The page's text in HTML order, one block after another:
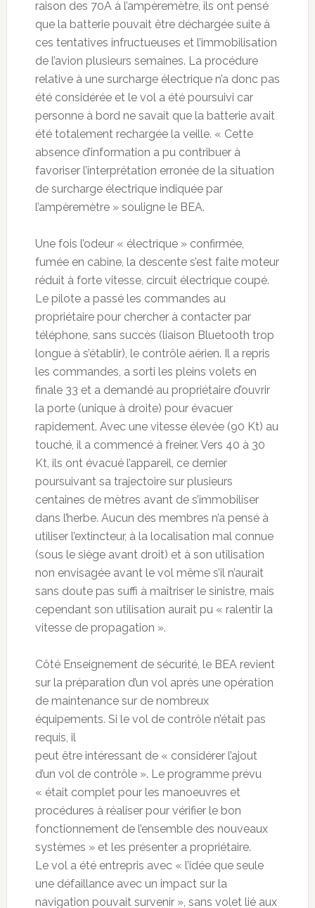
raison des 70A à l’ampèremètre, ils ont pensé
que la batterie pouvait être déchargée suite à
ces tentatives infructueuses et l’immobilisation
de l’avion plusieurs semaines. La procédure
relative à une surcharge électrique n’a donc pas
été considérée et le vol a été poursuivi car
personne à bord ne savait que la batterie avait
été totalement rechargée la veille. « Cette
absence d’information a pu contribuer à
favoriser l’interprétation erronée de la situation
de surcharge électrique indiquée par
l’ampèremètre » souligne le BEA.
Une fois l’odeur « électrique » confirmée,
fumée en cabine, la descente s’est faite moteur
réduit à forte vitesse, circuit électrique coupé.
Le pilote a passé les commandes au
propriétaire pour chercher à contacter par
téléphone, sans succès (liaison Bluetooth trop
longue à s’établir), le contrôle aérien. Il a repris
les commandes, a sorti les pleins volets en
finale 33 et a demandé au propriétaire d’ouvrir
la porte (unique à droite) pour évacuer
rapidement. Avec une vitesse élevée (90 Kt) au
touché, il a commencé à freiner. Vers 40 à 30
Kt, ils ont évacué l’appareil, ce dernier
poursuivant sa trajectoire sur plusieurs
centaines de mètres avant de s’immobiliser
dans l’herbe. Aucun des membres n’a pensé à
utiliser l’extincteur, à la localisation mal connue
(sous le siège avant droit) et à son utilisation
non envisagée avant le vol même s’il n’aurait
sans doute pas suffi à maîtriser le sinistre, mais
cependant son utilisation aurait pu « ralentir la
vitesse de propagation ».
Côté Enseignement de sécurité, le BEA revient
sur la préparation d’un vol après une opération
de maintenance sur de nombreux
équipements. Si le vol de contrôle n’était pas
requis, il
peut être intéressant de « considérer l’ajout
d’un vol de contrôle ». Le programme prévu
« était complet pour les manoeuvres et
procédures à réaliser pour vérifier le bon
fonctionnement de l’ensemble des nouveaux
systèmes » et les présenter a propriétaire.
Le vol a été entrepris avec « l’idée que seule
une défaillance avec un impact sur la
navigation pouvait survenir », sans volet lié aux